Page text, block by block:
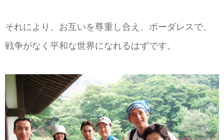
それにより、お互いを尊重し合え、ボーダレスで、
戦争がなく平和な世界になれるはずです。